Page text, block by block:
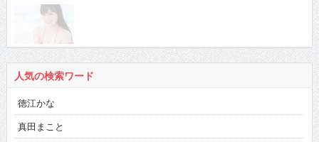
人気の検索ワード
徳江かな
真田まこと